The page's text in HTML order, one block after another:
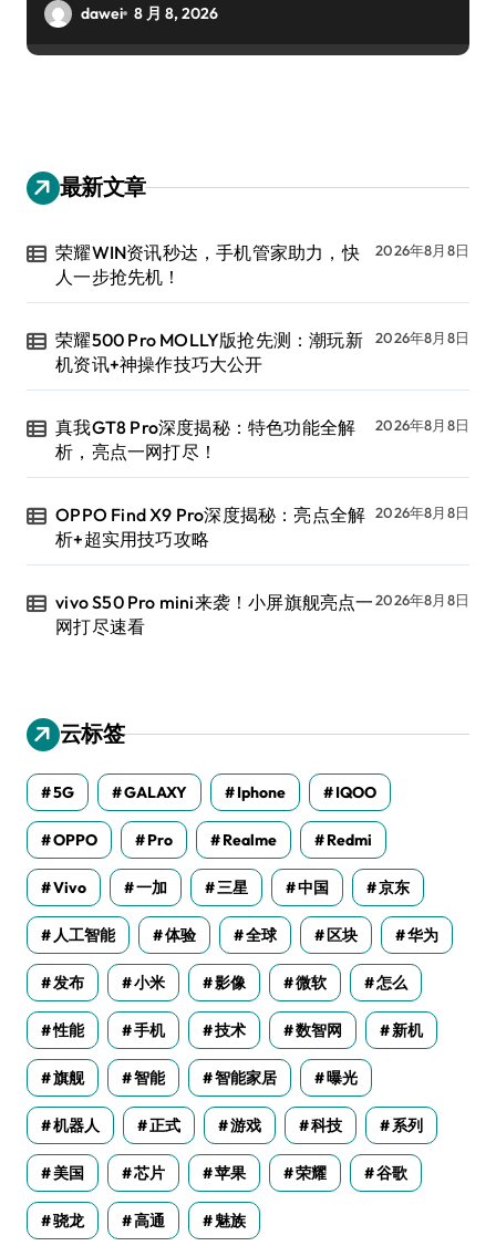
dawei 8 月 8, 2026
最新文章
荣耀WIN资讯秒达，手机管家助力，快
人一步抢先机！
2026年8月8日
荣耀500 Pro MOLLY版抢先测：潮玩新
机资讯+神操作技巧大公开
2026年8月8日
真我GT8 Pro深度揭秘：特色功能全解
析，亮点一网打尽！
2026年8月8日
OPPO Find X9 Pro深度揭秘：亮点全解
析+超实用技巧攻略
2026年8月8日
vivo S50 Pro mini来袭！小屏旗舰亮点一
网打尽速看
2026年8月8日
云标签
5G GALAXY Iphone IQOO
OPPO Pro Realme Redmi
Vivo 一加 三星 中国 京东
人工智能 体验 全球 区块 华为
发布 小米 影像 微软 怎么
性能 手机 技术 数智网 新机
旗舰 智能 智能家居 曝光
机器人 正式 游戏 科技 系列
美国 芯片 苹果 荣耀 谷歌
骁龙 高通 魅族